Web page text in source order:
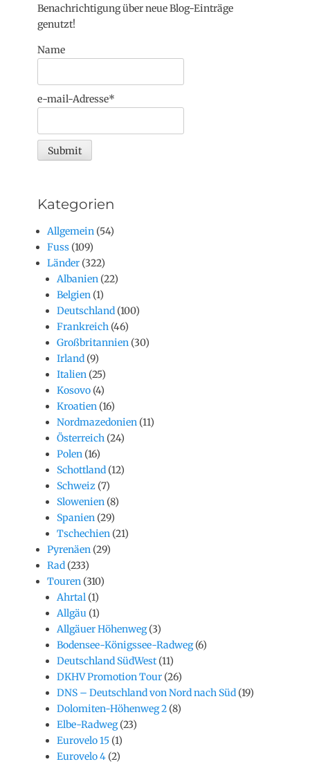
Benachrichtigung über neue Blog-Einträge
genutzt!
Name
e-mail-Adresse*
Kategorien
Allgemein (54)
Fuss (109)
Länder (322)
Albanien (22)
Belgien (1)
Deutschland (100)
Frankreich (46)
Großbritannien (30)
Irland (9)
Italien (25)
Kosovo (4)
Kroatien (16)
Nordmazedonien (11)
Österreich (24)
Polen (16)
Schottland (12)
Schweiz (7)
Slowenien (8)
Spanien (29)
Tschechien (21)
Pyrenäen (29)
Rad (233)
Touren (310)
Ahrtal (1)
Allgäu (1)
Allgäuer Höhenweg(3)
Bodensee-Königssee-Radweg(6)
Deutschland SüdWest(11)
DKHV Promotion Tour (26)
DNS – Deutschland von Nord nach Süd (19)
Dolomiten-Höhenweg 2 (8)
Elbe-Radweg(23)
Eurovelo 15 (1)
Eurovelo 4 (2)